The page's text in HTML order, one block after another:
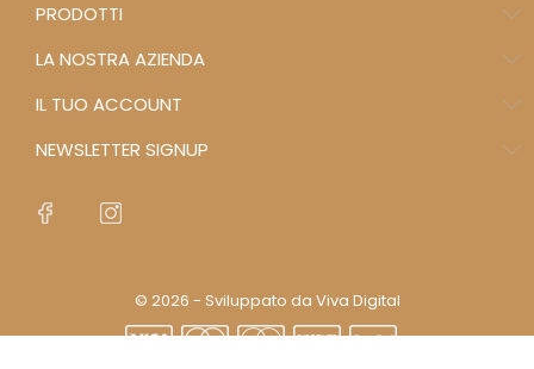
PRODOTTI
LA NOSTRA AZIENDA
IL TUO ACCOUNT
NEWSLETTER SIGNUP
© 2026 - Sviluppato da Viva Digital